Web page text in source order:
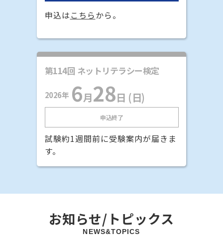
申込は こちらから。
第114回 ネットリテラシー検定
2026年 6月28日 (日)
申込終了
試験約1週間前に受験案内が届きま
す。
お知らせ/トピックス
NEWS&TOPICS